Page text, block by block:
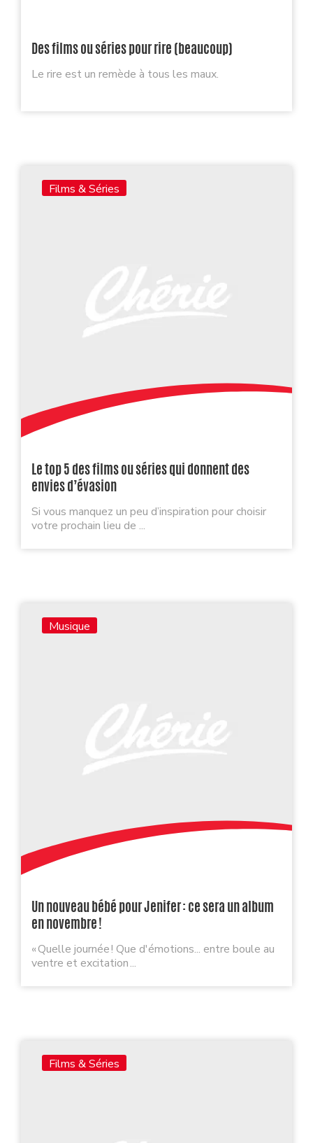
Des films ou séries pour rire (beaucoup)
Le rire est un remède à tous les maux.
Films & Séries
Le top 5 des films ou séries qui donnent des
envies d’évasion
Si vous manquez un peu d’inspiration pour choisir
votre prochain lieu de ...
Musique
Un nouveau bébé pour Jenifer : ce sera un album
en novembre !
« Quelle journée ! Que d'émotions... entre boule au
ventre et excitation ...
Films & Séries